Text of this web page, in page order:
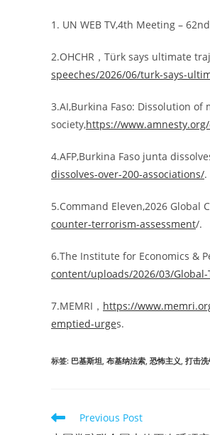
1. UN WEB TV,4th Meeting –
2.OHCHR，Türk says ultimate
speeches/2026/06/turk-says-
3.AI,Burkina Faso: Dissolution
society,https://
4.AFP,Burkina Faso junta
dissolves-over-200-associations/.
5.Command Eleven,2026 Global
counter-terrorism-assessment/.
6.The Institute for Economics &
content/uploads/2026/03/
7.MEMRI， https://
emptied-urges.
标签: 巴基斯坦 布基纳法索 恐怖主义 打击
Read
more
Previous Post